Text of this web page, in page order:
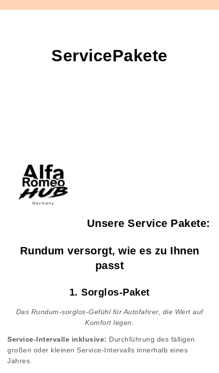
ServicePakete
Unsere Service Pakete:
Rundum versorgt, wie es zu Ihnen
passt
1. Sorglos-Paket
Das Rundum-sorglos-Gefühl für Autofahrer, die Wert auf
Komfort legen.
Service-Intervalle inklusive: Durchführung des fälligen
großen oder kleinen Service-Intervalls innerhalb eines
Jahres.